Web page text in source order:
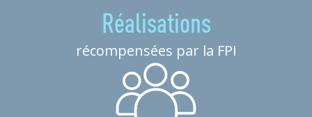
Réalisations
récompensées par la FPI